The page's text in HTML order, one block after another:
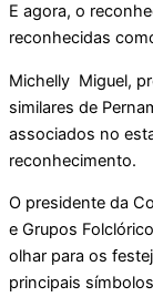
E agora, o
reconhecidas
Michelly Miguel,
similares de
associados no
reconhecimento.
O presidente da
e Grupos
olhar para os
principais